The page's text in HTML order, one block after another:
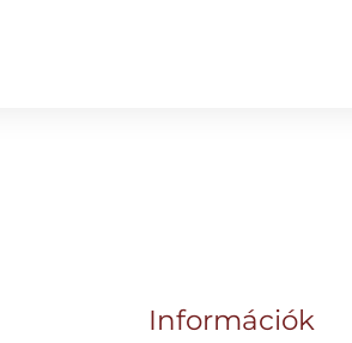
Információk